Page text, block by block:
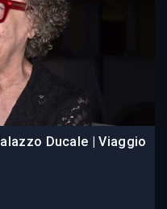
Ducale | Viaggio